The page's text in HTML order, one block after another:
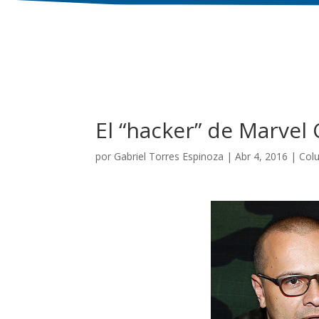
El “hacker” de Marvel
por Gabriel Torres Espinoza |Abr 4, 2016 |